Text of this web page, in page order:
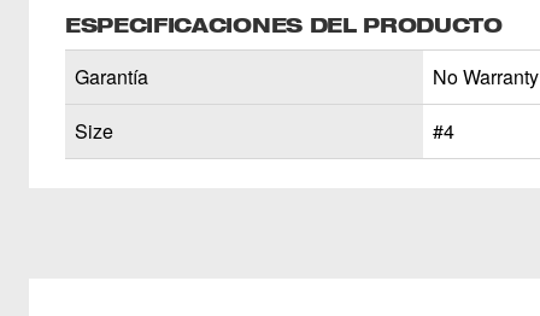
ESPECIFICACIONES DEL PRODUCTO
Garantía
No Warranty
Size
#4